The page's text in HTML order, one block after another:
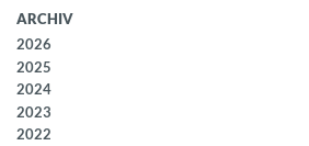
ARCHIV
2026
2025
2024
2023
2022